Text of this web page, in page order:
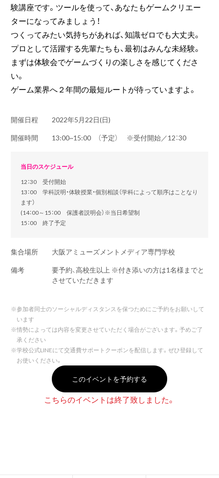
験講座です。ツールを使って、あなたもゲームクリエー
ターになってみましょう！
つくってみたい気持ちがあれば、知識ゼロでも大丈夫。
プロとして活躍する先輩たちも、最初はみんな未経験。
まずは体験会でゲームづくりの楽しさを感じてくださ
い。
ゲーム業界へ２年間の最短ルートが待っていますよ。
開催日程
2022年5月22日(日)
開催時間
13:00~15:00 （予定） ※受付開始／12：30
当日のスケジュール
12：30 受付開始
13：00 学科説明・体験授業・個別相談（学科によって順序はことなり
ます）
(14：00～15：00 保護者説明会）※当日希望制
15：00 終了予定
集合場所
大阪アミューズメントメディア専門学校
備考
要予約、高校生以上 ※付き添いの方は1名様までと
させていただきます
※参加者同士のソーシャルディスタンスを保つためにご予約をお願いして
います
※情勢によっては内容を変更させていただく場合がございます。予めご了
承ください
※学校公式LINEにて交通費サポートクーポンを配信します。ぜひ登録して
お使いください。
このイベントを予約する
こちらのイベントは終了致しました。